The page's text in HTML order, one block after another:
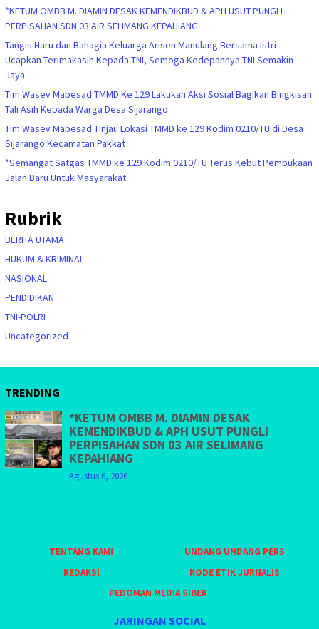
*KETUM OMBB M. DIAMIN DESAK KEMENDIKBUD & APH USUT PUNGLI
PERPISAHAN SDN 03 AIR SELIMANG KEPAHIANG
Tangis Haru dan Bahagia Keluarga Arisen Manulang Bersama Istri
Ucapkan Terimakasih Kepada TNI, Semoga Kedepannya TNI Semakin
Jaya
Tim Wasev Mabesad TMMD Ke 129 Lakukan Aksi Sosial Bagikan Bingkisan
Tali Asih Kepada Warga Desa Sijarango
Tim Wasev Mabesad Tinjau Lokasi TMMD ke 129 Kodim 0210/TU di Desa
Sijarango Kecamatan Pakkat
*Semangat Satgas TMMD ke 129 Kodim 0210/TU Terus Kebut Pembukaan
Jalan Baru Untuk Masyarakat
Rubrik
BERITA UTAMA
HUKUM & KRIMINAL
NASIONAL
PENDIDIKAN
TNI-POLRI
Uncategorized
TRENDING
*KETUM OMBB M. DIAMIN DESAK
KEMENDIKBUD & APH USUT PUNGLI
PERPISAHAN SDN 03 AIR SELIMANG
KEPAHIANG
Agustus 6, 2026
TENTANG KAMI
UNDANG UNDANG PERS
REDAKSI
KODE ETIK JURNALIS
PEDOMAN MEDIA SIBER
JARINGAN SOCIAL